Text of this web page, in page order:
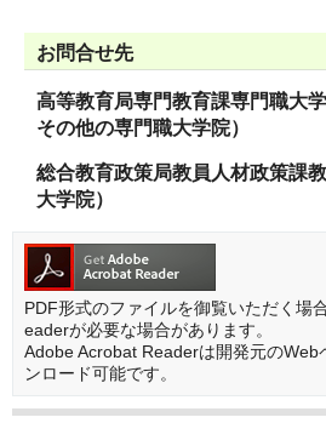
お問合せ先
高等教育局専門教育課専門職大
その他の専門職大学院）
総合教育政策局教員人材政策課
大学院）
PDF形式のファイルを御覧いただく場
eaderが必要な場合があります。
Adobe Acrobat Readerは開発元のWeb
ンロード可能です。